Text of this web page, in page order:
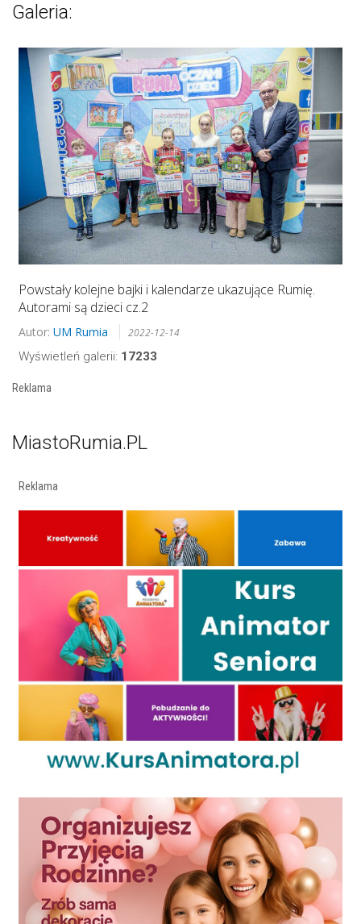
Galeria:
Powstały kolejne bajki i kalendarze ukazujące Rumię.
Autorami są dzieci cz.2
Autor: UM Rumia 2022-12-14
Wyświetleń galerii: 17233
Reklama
MiastoRumia.PL
Reklama